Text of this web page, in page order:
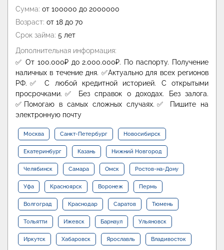
Сумма: от 100000 до 2000000
Возраст: от 18 до 70
Срок займа: 5 лет
Дополнительная информация:
✅ От 100.000₽ до 2.000.000₽. По паспорту. Получение
наличных в течение дня. ✅Актуально для всех регионов
РФ.✅ С любой кредитной историей. С открытыми
просрочками.✅ Без справок о доходах. Без залога.
✅Помогаю в самых сложных случаях.✅ Пишите на
электронную почту
Москва Санкт-Петербург Новосибирск
Екатеринбург Казань Нижний Новгород
Челябинск Самара Омск Ростов-на-Дону
Уфа Красноярск Воронеж Пермь
Волгоград Краснодар Саратов Тюмень
Тольятти Ижевск Барнаул Ульяновск
Иркутск Хабаровск Ярославль Владивосток